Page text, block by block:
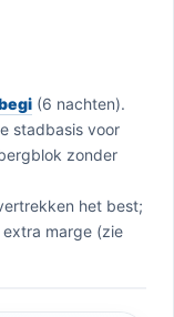
(6 nachten).
stadbasis voor
zonder
het best;
marge (zie